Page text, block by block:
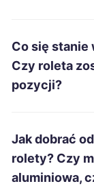
Zduńska
Nysa
Biała
Co się stanie
Czy roleta
pozycji?
Jak dobrać
rolety? Czy
aluminiowa,